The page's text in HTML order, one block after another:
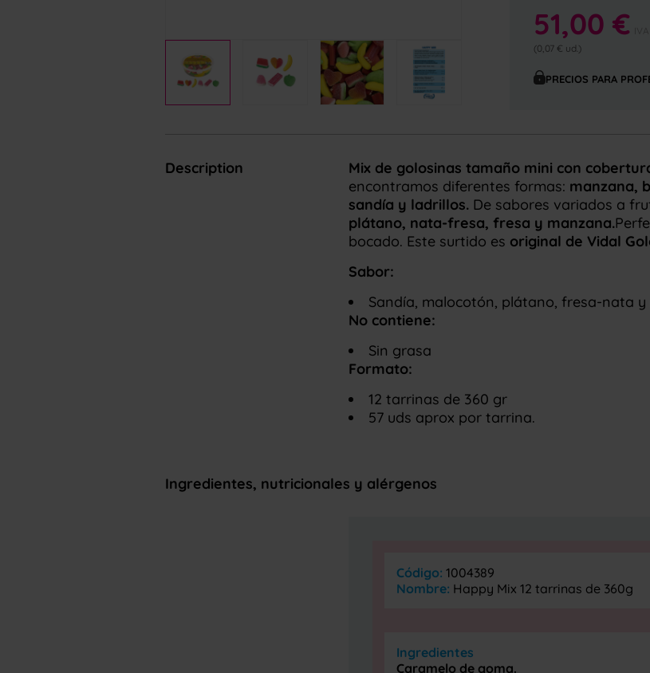
51,00 €
(0,07 € ud.)
PRECIOS PARA
Description Mix de golosinas tamaño mini con
encontramos diferentes formas: manzana,
sandía y ladrillos. De sabores variados a
plátano, nata-fresa, fresa y manzana.
bocado. Este surtido es original de Vidal
Sabor:
Sandía, malocotón, plátano, fresa-nata y
No contiene:
Sin grasa
Formato:
12 tarrinas de 360 gr
57 uds aprox por tarrina.
Ingredientes, nutricionales y alérgenos
Código: 1004389
Nombre: Happy Mix 12 tarrinas de 360g
Ingredientes
Caramelo de goma.